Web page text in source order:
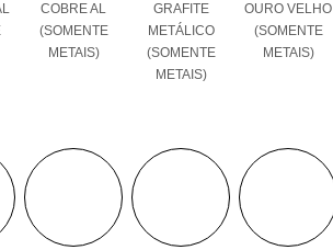
COBRE AL
(SOMENTE
METAIS)
GRAFITE
METÁLICO
(SOMENTE
METAIS)
OURO VELHO
(SOMENTE
METAIS)